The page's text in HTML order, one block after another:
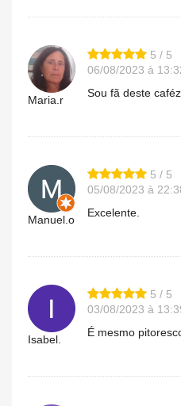
Maria.r
5 / 5
06/08/2023 à
Sou fã deste
Manuel.o
5 / 5
05/08/2023 à
Excelente.
Isabel.
5 / 5
03/08/2023 à
É mesmo